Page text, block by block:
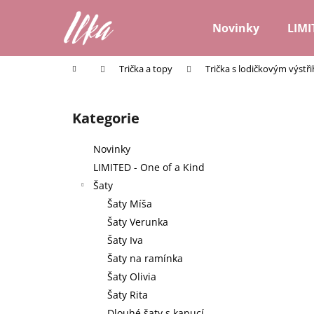
Novinky
Domů Trička a topy Trička s lodičkovým
Přeskočit
kategorie
Kategorie
Novinky
LIMITED - One of a Kind
Šaty
Šaty Míša
Šaty Verunka
Šaty Iva
Šaty na ramínka
Šaty Olivia
Šaty Rita
í
Zpět
do
Zpět
do